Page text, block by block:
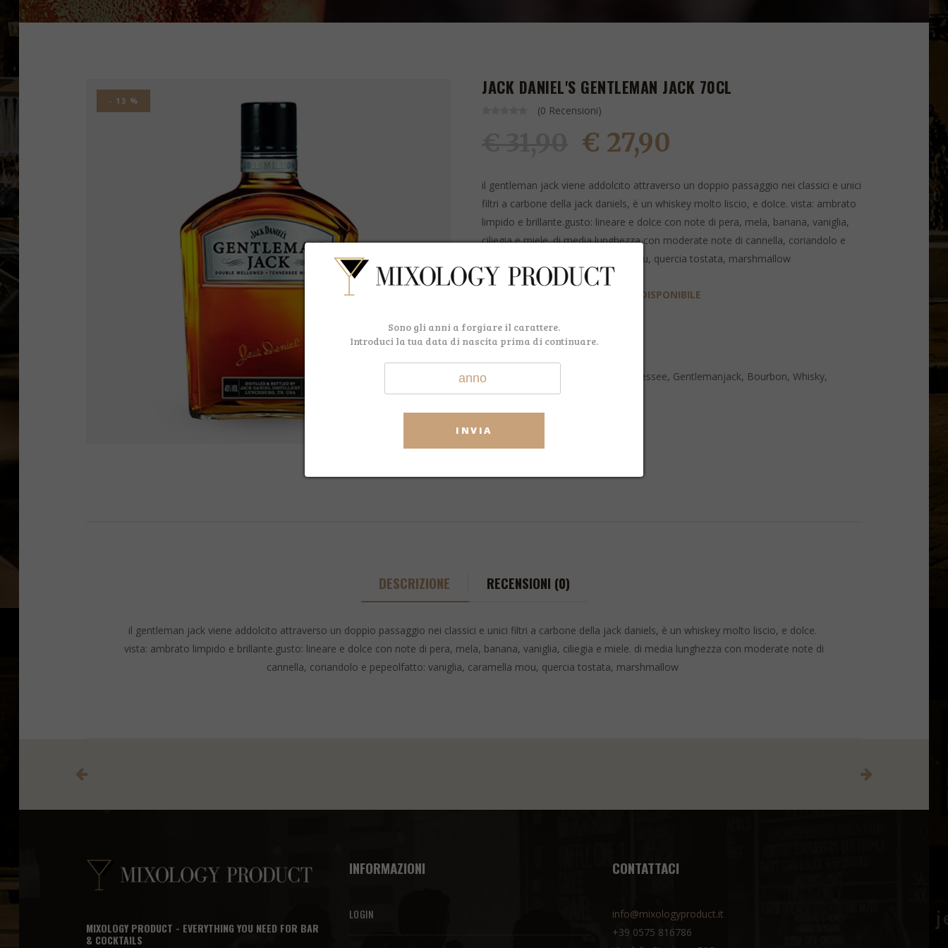
- 13 %
JACK DANIEL'S GENTLEMAN JACK 70CL
(0 Recensioni)
€ 27,90
il gentleman jack viene addolcito attraverso un doppio passaggio nei classici e unici
filtri a carbone della jack daniels, è un whiskey molto liscio, e dolce. ​​​​​​​vista: ambrato
limpido e brillante.gusto: lineare e dolce con note di pera, mela, banana, vaniglia,
ciliegia e miele. di media lunghezza con moderate note di cannella, coriandolo e
pepeolfatto: vaniglia, caramella mou, quercia tostata, marshmallow
ARTICOLO ATTUALMENTE NON DISPONIBILE
CODICE: GENTELMAN JACK
TAG: Tennessee, Gentlemanjack, Bourbon, Whisky,
American,Mixology
DESCRIZIONE RECENSIONI (0)
il gentleman jack viene addolcito attraverso un doppio passaggio nei classici e unici filtri a carbone della jack daniels, è un whiskey molto liscio, e dolce. ​​​​​​​
vista: ambrato limpido e brillante.gusto: lineare e dolce con note di pera, mela, banana, vaniglia, ciliegia e miele. di media lunghezza con moderate note di
cannella, coriandolo e pepeolfatto: vaniglia, caramella mou, quercia tostata, marshmallow
MIXOLOGY PRODUCT - EVERYTHING YOU NEED FOR BAR
& COCKTAILS
INFORMAZIONI
LOGIN
CONTATTACI
info@mixologyproduct.it
+39 0575 816786
Sono gli anni a forgiare il carattere.
Introduci la tua data di nascita prima di continuare.
INVIA